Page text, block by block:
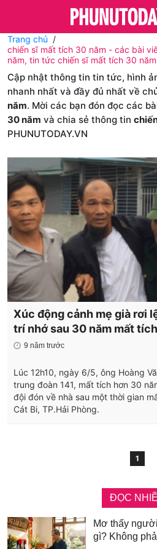
Trang chủ
chiến sĩ mất tích 30 năm - các bài
năm, tin tức chiến sĩ mất tích 30 năm
Cập nhật thông tin tin tức, hình
nhanh nhất và đầy đủ nhất về
năm. Mời các bạn đón đọc các
30 năm và chia sẻ thông tin
PHUNUTODAY.VN
Xúc động cảnh mẹ già rơi
trí nhớ sau 30 năm mất
9 năm trước
Lúc 12h10, ngày 6/5, ông Hoàng
trung đoàn 141, mất tích hơn 30
đội đón về nhà sau một thời gian
Cát Bi, TP.Hải Phòng.
1
ĐỌC
Mơ thấy
gì? Không